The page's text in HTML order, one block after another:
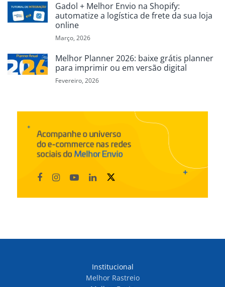
Gadol + Melhor Envio na Shopify:
automatize a logística de frete da sua loja
online
Março, 2026
Melhor Planner 2026: baixe grátis planner
para imprimir ou em versão digital
Fevereiro, 2026
Institucional
Melhor Rastreio